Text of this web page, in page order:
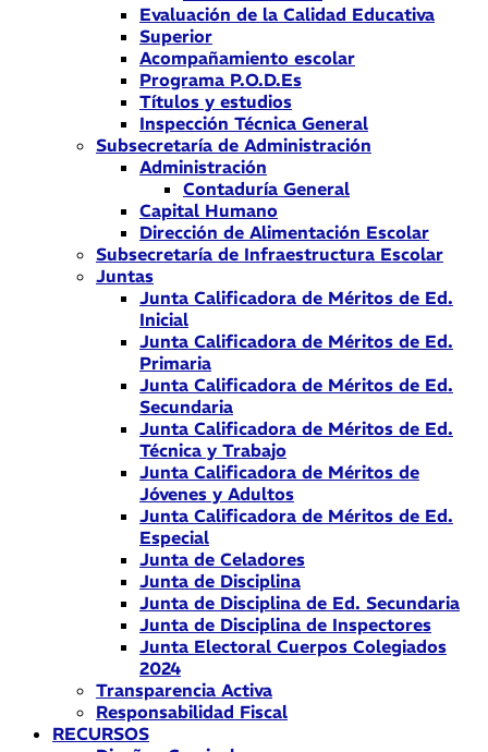
Evaluación de la Calidad Educativa
Superior
Acompañamiento escolar
Programa P.O.D.Es
Títulos y estudios
Inspección Técnica General
Subsecretaría de Administración
Administración
Contaduría General
Capital Humano
Dirección de Alimentación Escolar
Subsecretaría de Infraestructura Escolar
Juntas
Junta Calificadora de Méritos de Ed.
Inicial
Junta Calificadora de Méritos de Ed.
Primaria
Junta Calificadora de Méritos de Ed.
Secundaria
Junta Calificadora de Méritos de Ed.
Técnica y Trabajo
Junta Calificadora de Méritos de
Jóvenes y Adultos
Junta Calificadora de Méritos de Ed.
Especial
Junta de Celadores
Junta de Disciplina
Junta de Disciplina de Ed. Secundaria
Junta de Disciplina de Inspectores
Junta Electoral Cuerpos Colegiados
2024
Transparencia Activa
Responsabilidad Fiscal
RECURSOS